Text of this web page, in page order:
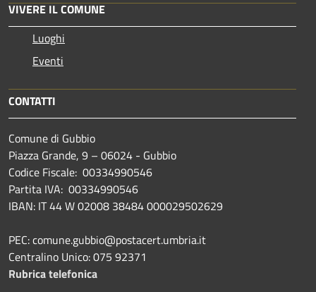
VIVERE IL COMUNE
Luoghi
Eventi
CONTATTI
Comune di Gubbio
Piazza Grande, 9 – 06024 - Gubbio
Codice Fiscale: 00334990546
Partita IVA: 00334990546
IBAN: IT 44 W 02008 38484 000029502629
PEC: comune.gubbio@postacert.umbria.it
Centralino Unico: 075 92371
Rubrica telefonica